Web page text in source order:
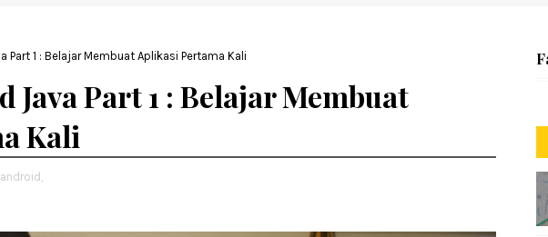
Part 1 : Belajar Membuat Aplikasi Pertama Kali
Part 1 : Belajar Membuat
Kali
android,